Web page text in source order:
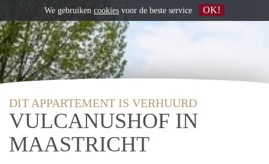
DIT APPARTEMENT IS VERHUURD
VULCANUSHOF IN
MAASTRICHT
We gebruiken cookies voor de beste service OK!